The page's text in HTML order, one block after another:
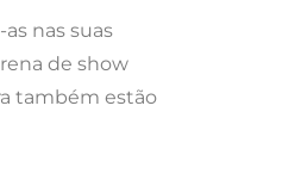
nas suas
de show
também estão